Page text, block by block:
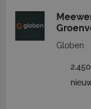
Globen